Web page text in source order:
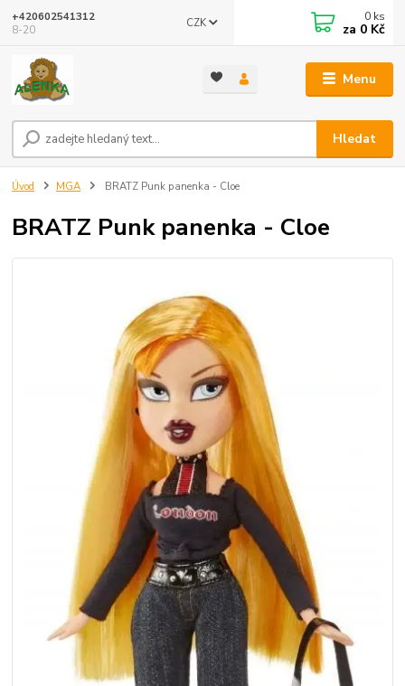
Menu
CZK
Hledat
+420602541312
8-20
0 ks
za 0 Kč
Úvod MGA BRATZ Punk panenka - Cloe
BRATZ Punk panenka - Cloe